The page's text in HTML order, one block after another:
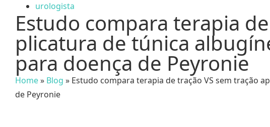
urologista
Estudo compara terapia
plicatura de túnica
para doença de Peyronie
Home» Blog » Estudo compara terapia de tração VS sem tração
de Peyronie